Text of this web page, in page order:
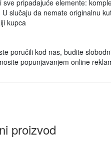
sve pripadajuće elemente:
slučaju da nemate originalnu
kupca
poručili kod nas, budite
popunjavanjem online
proizvod